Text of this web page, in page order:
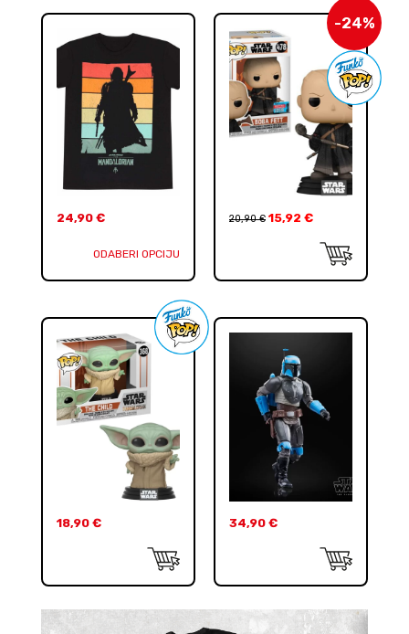
24,90 €
ODABERI OPCIJU
-24%
20,90€ 15,92 €
18,90 € 34,90 €